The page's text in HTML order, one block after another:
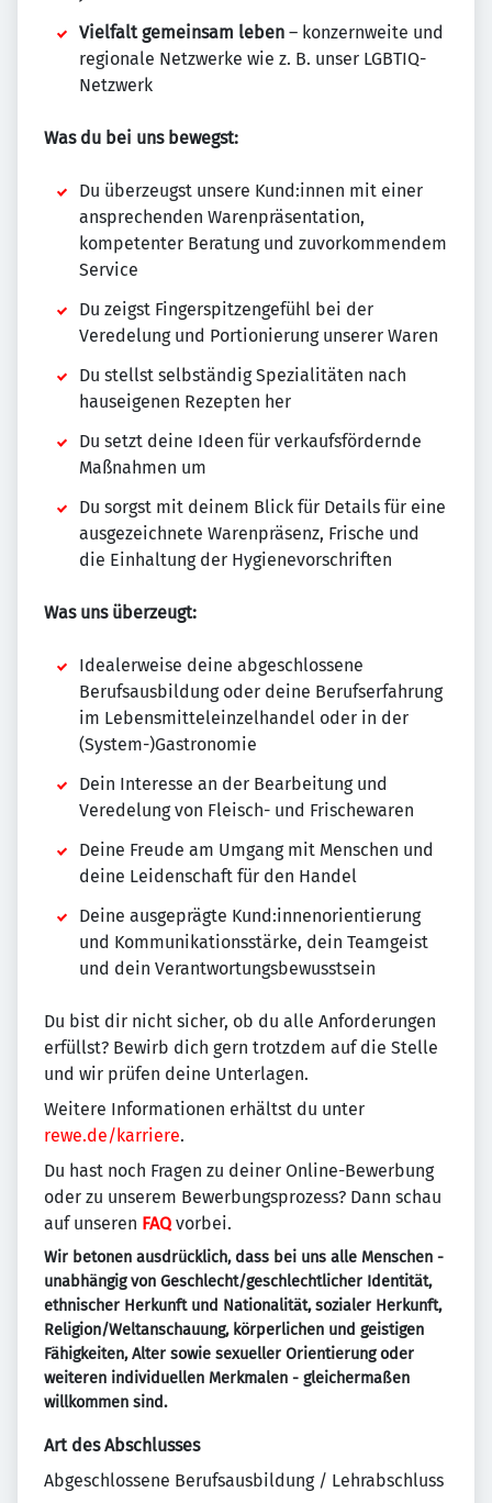
Vielfalt gemeinsam leben – konzernweite und
regionale Netzwerke wie z. B. unser LGBTIQ-
Netzwerk
Was du bei uns bewegst:
Du überzeugst unsere Kund:innen mit einer
ansprechenden Warenpräsentation,
kompetenter Beratung und zuvorkommendem
Service
Du zeigst Fingerspitzengefühl bei der
Veredelung und Portionierung unserer Waren
Du stellst selbständig Spezialitäten nach
hauseigenen Rezepten her
Du setzt deine Ideen für verkaufsfördernde
Maßnahmen um
Du sorgst mit deinem Blick für Details für eine
ausgezeichnete Warenpräsenz, Frische und
die Einhaltung der Hygienevorschriften
Was uns überzeugt:
Idealerweise deine abgeschlossene
Berufsausbildung oder deine Berufserfahrung
im Lebensmitteleinzelhandel oder in der
(System-)Gastronomie
Dein Interesse an der Bearbeitung und
Veredelung von Fleisch- und Frischewaren
Deine Freude am Umgang mit Menschen und
deine Leidenschaft für den Handel
Deine ausgeprägte Kund:innenorientierung
und Kommunikationsstärke, dein Teamgeist
und dein Verantwortungsbewusstsein
Du bist dir nicht sicher, ob du alle Anforderungen
erfüllst? Bewirb dich gern trotzdem auf die Stelle
und wir prüfen deine Unterlagen.
Weitere Informationen erhältst du unter
rewe.de/karriere.
Du hast noch Fragen zu deiner Online-Bewerbung
oder zu unserem Bewerbungsprozess? Dann schau
auf unseren FAQvorbei.
Wir betonen ausdrücklich, dass bei uns alle Menschen -
unabhängig von Geschlecht/geschlechtlicher Identität,
ethnischer Herkunft und Nationalität, sozialer Herkunft,
Religion/Weltanschauung, körperlichen und geistigen
Fähigkeiten, Alter sowie sexueller Orientierung oder
weiteren individuellen Merkmalen - gleichermaßen
willkommen sind.
Art des Abschlusses
Abgeschlossene Berufsausbildung / Lehrabschluss